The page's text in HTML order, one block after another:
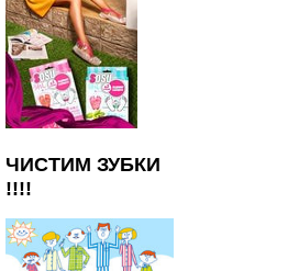
ЧИСТИМ ЗУБКИ
!!!!